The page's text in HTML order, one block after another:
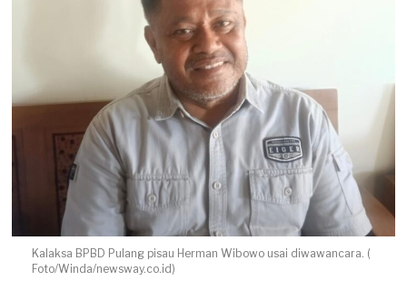
Kalaksa BPBD Pulang pisau Herman Wibowo usai diwawancara. (
Foto/Winda/newsway.co.id)